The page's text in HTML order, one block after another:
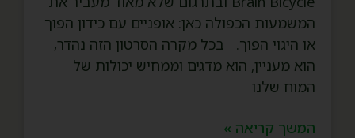
המשמעות הכפולה כאן: אופניים עם כידון הפוך
או היגוי הפוך. בכל מקרה הסרטון הזה נהדר,
הוא מעניין, הוא מדגים וממחיש יכולות של
המוח שלנו
המשך קריאה »